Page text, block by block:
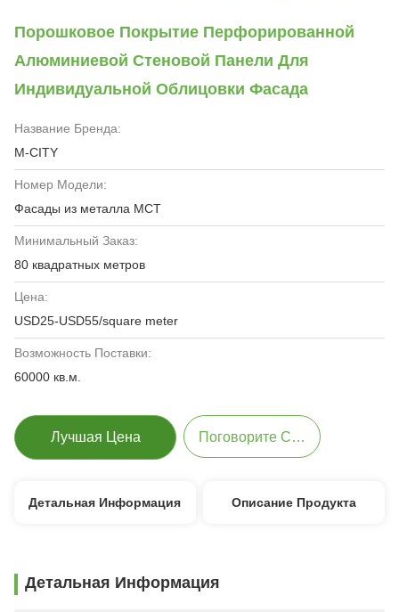
Порошковое Покрытие Перфорированной
Алюминиевой Стеновой Панели Для
Индивидуальной Облицовки Фасада
Название Бренда:
M-CITY
Номер Модели:
Фасады из металла MCT
Минимальный Заказ:
80 квадратных метров
Цена:
USD25-USD55/square meter
Возможность Поставки:
60000 кв.м.
Лучшая Цена Поговорите Сейчас
Детальная Информация Описание Продукта
Детальная Информация